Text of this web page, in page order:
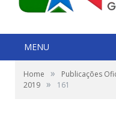
MENU
Home » Publicações
2019 » 161